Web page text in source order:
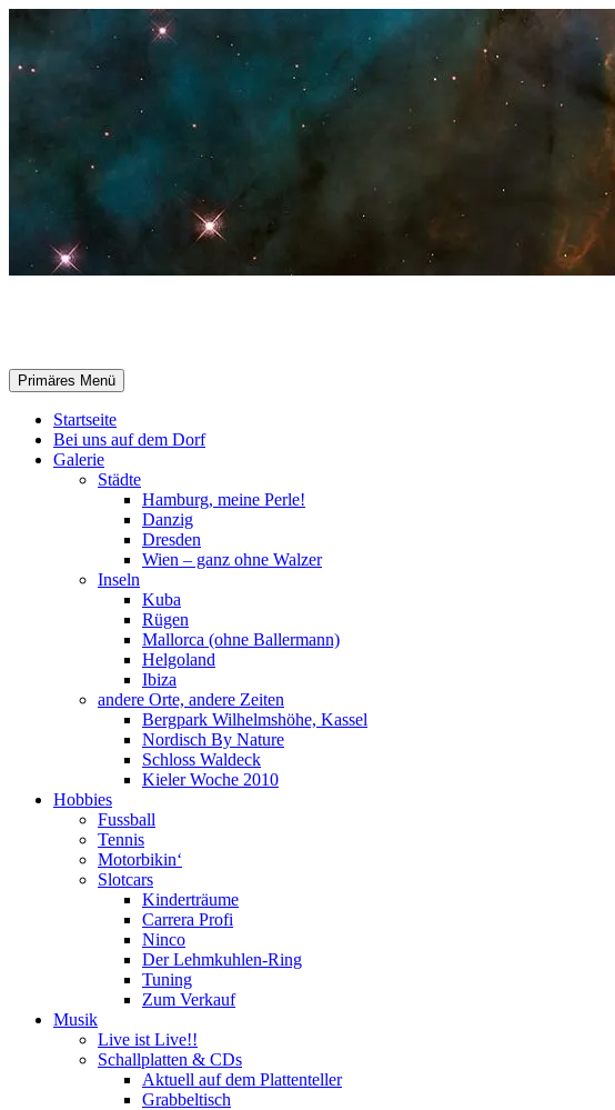
Suchen
Primäres Menü
Startseite
Bei uns auf dem Dorf
Galerie
Städte
Hamburg, meine Perle!
Danzig
Dresden
Wien – ganz ohne Walzer
Inseln
Kuba
Rügen
Mallorca (ohne Ballermann)
Helgoland
Ibiza
andere Orte, andere Zeiten
Bergpark Wilhelmshöhe, Kassel
Nordisch By Nature
Schloss Waldeck
Kieler Woche 2010
Hobbies
Fussball
Tennis
Motorbikin‘
Slotcars
Kinderträume
Carrera Profi
Ninco
Der Lehmkuhlen-Ring
Tuning
Zum Verkauf
Musik
Live ist Live!!
Schallplatten & CDs
Aktuell auf dem Plattenteller
Grabbeltisch